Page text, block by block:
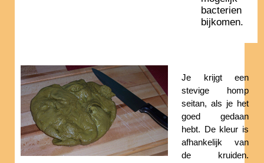
bacterien
bijkomen.
Je krijgt een
stevige homp
seitan, als je het
goed gedaan
hebt. De kleur is
afhankelijk van
de kruiden.